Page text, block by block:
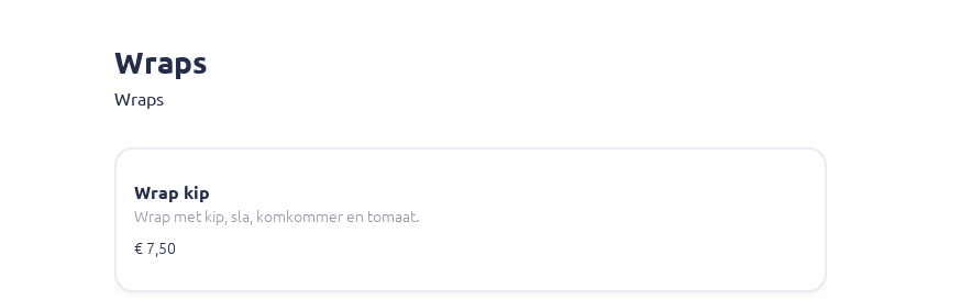
Wraps
Wraps
Wrap kip
Wrap met kip, sla, komkommer en tomaat.
€ 7,50